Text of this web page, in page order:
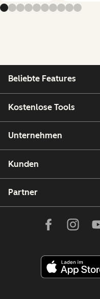
Beliebte Features
Kostenlose Tools
Unternehmen
Kunden
Partner